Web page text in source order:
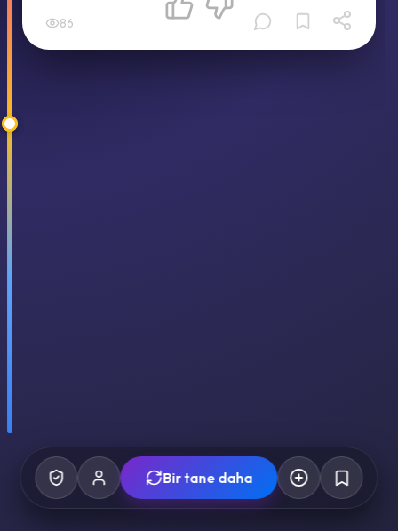
86
Bir tane daha